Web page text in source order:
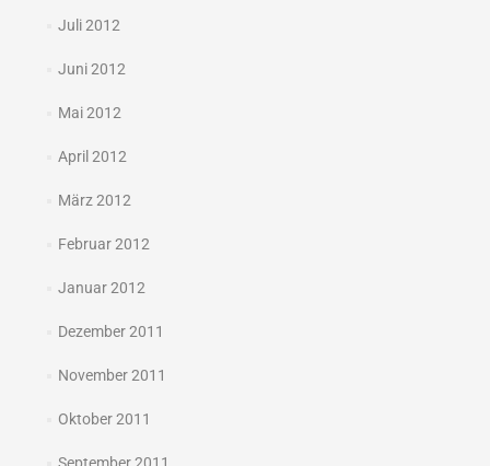
Juli 2012
Juni 2012
Mai 2012
April 2012
März 2012
Februar 2012
Januar 2012
Dezember 2011
November 2011
Oktober 2011